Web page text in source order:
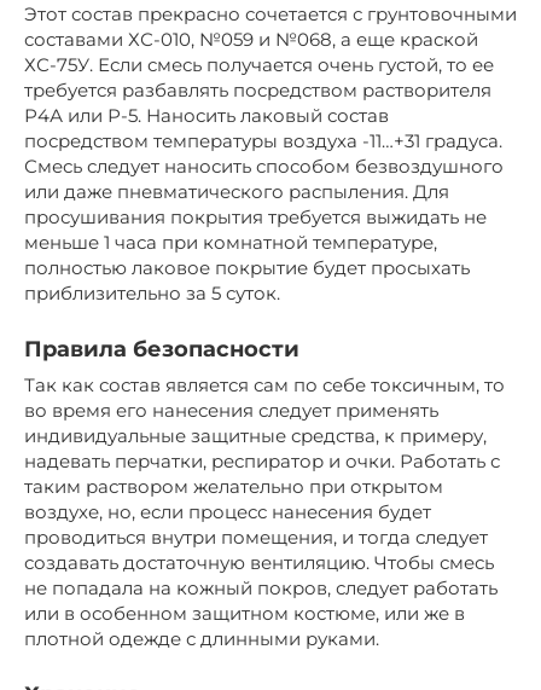
Этот состав прекрасно сочетается с грунтовочными
составами ХС-010, №059 и №068, а еще краской
ХС-75У. Если смесь получается очень густой, то ее
требуется разбавлять посредством растворителя
Р4А или Р-5. Наносить лаковый состав
посредством температуры воздуха -11…+31 градуса.
Смесь следует наносить способом безвоздушного
или даже пневматического распыления. Для
просушивания покрытия требуется выжидать не
меньше 1 часа при комнатной температуре,
полностью лаковое покрытие будет просыхать
приблизительно за 5 суток.
Правила безопасности
Так как состав является сам по себе токсичным, то
во время его нанесения следует применять
индивидуальные защитные средства, к примеру,
надевать перчатки, респиратор и очки. Работать с
таким раствором желательно при открытом
воздухе, но, если процесс нанесения будет
проводиться внутри помещения, и тогда следует
создавать достаточную вентиляцию. Чтобы смесь
не попадала на кожный покров, следует работать
или в особенном защитном костюме, или же в
плотной одежде с длинными руками.